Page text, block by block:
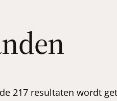
217 resultaten wordt